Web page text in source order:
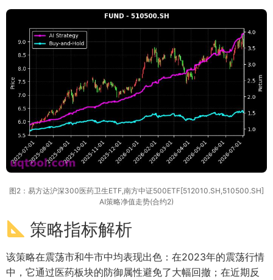
图2：易方达沪深300医药卫生ETF,南方中证500ETF[512010.SH,510500.SH]
AI策略净值走势(合约2)
策略指标解析
该策略在震荡市和牛市中均表现出色：在2023年的震荡行情
中，它通过医药板块的防御属性避免了大幅回撤；在近期反